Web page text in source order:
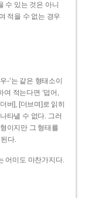
수 있는 것은 아니
적을 수 없는 경우
-­’는 같은 형태소이
여 적는다면 ‘덥어,
버], [더브며]로 읽히
타낼 수 없다. 그러
이지만 그 형태를
된다.
어미도 마찬가지다.